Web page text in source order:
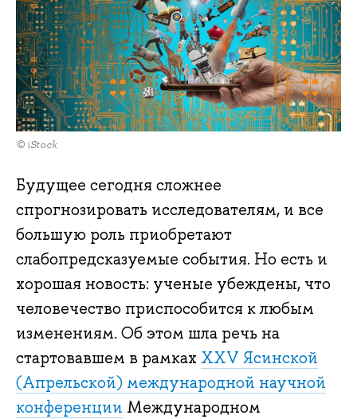
© iStock
Будущее сегодня сложнее
спрогнозировать исследователям, и все
большую роль приобретают
слабопредсказуемые события. Но есть и
хорошая новость: ученые убеждены, что
человечество приспособится к любым
изменениям. Об этом шла речь на
стартовавшем в рамках XXV Ясинской
(Апрельской) международной научной
конференции Международном